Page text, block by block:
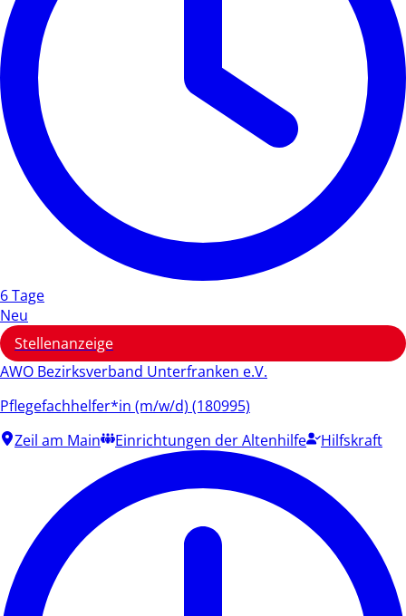
6 Tage
Neu
Stellenanzeige
AWO Bezirksverband Unterfranken e.V.
Pflegefachhelfer*in (m/w/d) (180995)
Zeil am Main
Einrichtungen der Altenhilfe Hilfskraft